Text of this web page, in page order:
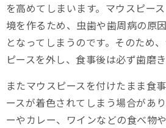
を高めてしまいます。マウスピー
境を作るため、虫歯や歯周病の原
となってしまうのです。そのため
ピースを外し、食事後は必ず歯磨
またマウスピースを付けたまま食
ースが着色されてしまう場合があ
ーやカレー、ワインなどの食べ物